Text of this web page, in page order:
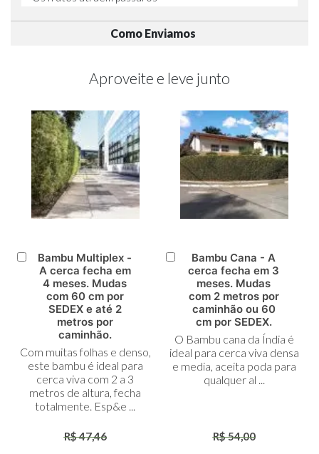
Como Enviamos
Aproveite e leve junto
Adicionar
Carrinho
Bambu Multiplex -
A cerca fecha em
4 meses. Mudas
com 60 cm por
SEDEX e até 2
metros por
caminhão.
Com muitas folhas e denso,
este bambu é ideal para
cerca viva com 2 a 3
metros de altura, fecha
totalmente. Esp&e ...
R$ 47,46
Adicionar
Carrinho
Bambu Cana - A
cerca fecha em 3
meses. Mudas
com 2 metros por
caminhão ou 60
cm por SEDEX.
O Bambu cana da Índia é
ideal para cerca viva densa
e media, aceita poda para
qualquer al ...
R$ 54,00